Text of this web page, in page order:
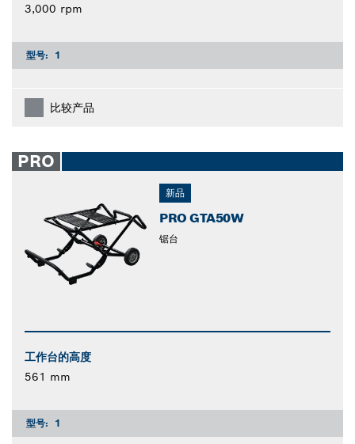
3,000 rpm
型号: 1
比较产品
PRO
新品
PRO GTA50W
锯台
工作台的高度
561 mm
型号: 1